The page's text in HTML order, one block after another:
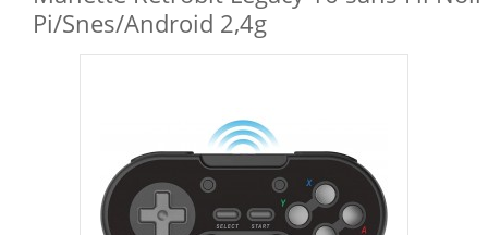
Pi/Snes/Android 2,4g